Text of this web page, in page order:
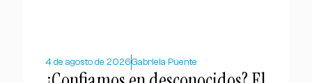
4 de agosto de 2026Gabriela Puente